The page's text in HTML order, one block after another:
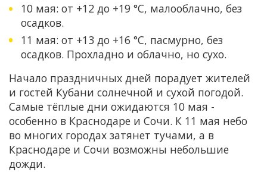
10 мая: от +12 до +19 °C, малооблачно, без
осадков.
11 мая: от +13 до +16 °C, пасмурно, без
осадков. Прохладно и облачно, но сухо.
Начало праздничных дней порадует жителей
и гостей Кубани солнечной и сухой погодой.
Самые тёплые дни ожидаются 10 мая -
особенно в Краснодаре и Сочи. К 11 мая небо
во многих городах затянет тучами, а в
Краснодаре и Сочи возможны небольшие
дожди.